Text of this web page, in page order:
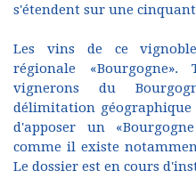
s'étendent sur une
Les vins de ce
régionale «Bourgogne».
vignerons du
délimitation
d'apposer un
comme il existe
Le dossier est en cours